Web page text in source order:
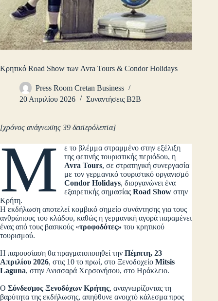
Κρητικό Road Show των Avra Tours & Condor Holidays
Press Room Cretan Business
20 Απριλίου 2026
Συναντήσεις B2B
[χρόνος ανάγνωσης 39 δευτερόλεπτα]
Μ
ε το βλέμμα στραμμένο στην εξέλιξη
της φετινής τουριστικής περιόδου, η
Avra Tours, σε στρατηγική συνεργασία
με τον γερμανικό τουριστικό οργανισμό
Condor Holidays, διοργανώνει ένα
εξαιρετικής σημασίαςRoad Show στην
Κρήτη.
Η εκδήλωση αποτελεί κομβικό σημείο συνάντησης για τους
ανθρώπους του κλάδου, καθώς η γερμανική αγορά παραμένει
ένας από τους βασικούς «τροφοδότες» του κρητικού
τουρισμού.
Η παρουσίαση θα πραγματοποιηθεί την Πέμπτη, 23
Απριλίου 2026, στις 10 το πρωί, στο Ξενοδοχείο Mitsis
Laguna, στην Ανισσαρά Χερσονήσου, στο Ηράκλειο.
Ο Σύνδεσμος Ξενοδόχων Κρήτης, αναγνωρίζοντας τη
βαρύτητα της εκδήλωσης, απηύθυνε ανοιχτό κάλεσμα προς